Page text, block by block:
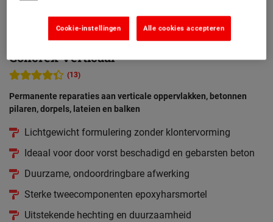
Concrex Verticaal
(13)
Permanente reparaties aan verticale oppervlakken, betonnen
pilaren, dorpels, lateien en balken
Lichtgewicht formulering zonder klontervorming
Ideaal voor door vorst beschadigd en gebarsten beton
Duurzame, ondoordringbare afwerking
Sterke tweecomponenten epoxyharsmortel
Uitstekende hechting en duurzaamheid
Alle cookies accepteren
Cookie-instellingen